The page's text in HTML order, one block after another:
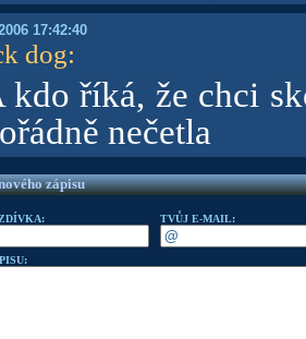
17:42:40
dog:
kdo říká, že chci
nečetla
zápisu
TVŮJ E-MAIL: